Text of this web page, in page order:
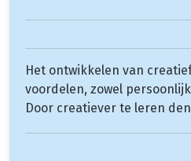
Het ontwikkelen van
voordelen, zowel
Door creatiever te leren